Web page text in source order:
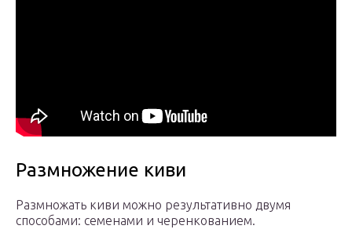
Размножение киви
Размножать киви можно результативно двумя
способами: семенами и черенкованием.